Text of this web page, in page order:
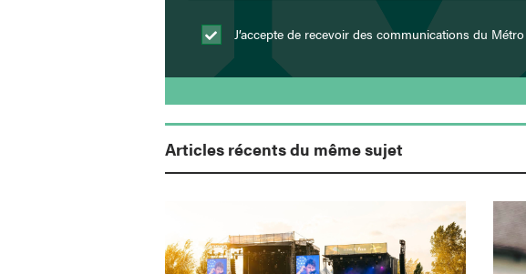
J’accepte de recevoir des communications du
Articles récents du même sujet